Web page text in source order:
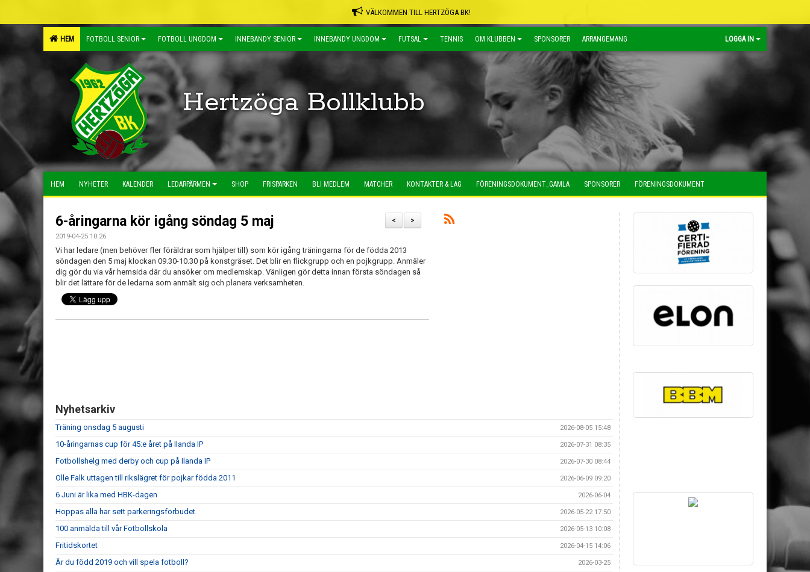
VÄLKOMMEN TILL HERTZÖGA BK!
HEM FOTBOLL SENIOR FOTBOLL UNGDOM INNEBANDY SENIOR INNEBANDY UNGDOM FUTSAL TENNIS OM KLUBBEN SPONSORER ARRANGEMANG LOGGA IN
Hertzöga Bollklubb
HEM NYHETER KALENDER LEDARPÄRMEN SHOP FRISPARKEN BLI MEDLEM MATCHER KONTAKTER & LAG FÖRENINGSDOKUMENT_GAMLA SPONSORER FÖRENINGSDOKUMENT
>
<
6-åringarna kör igång söndag 5 maj
2019-04-25 10:26
Vi har ledare (men behöver fler föräldrar som hjälper till) som kör igång träningarna för de födda 2013
söndagen den 5 maj klockan 09.30-10.30 på konstgräset. Det blir en flickgrupp och en pojkgrupp. Anmäler
dig gör du via vår hemsida där du ansöker om medlemskap. Vänligen gör detta innan första söndagen så
blir det lättare för de ledarna som anmält sig och planera verksamheten.
Nyhetsarkiv
Träning onsdag 5 augusti 2026-08-05 15:48
10-åringarnas cup för 45:e året på Ilanda IP 2026-07-31 08:35
Fotbollshelg med derby och cup på Ilanda IP 2026-07-30 08:44
Olle Falk uttagen till rikslägret för pojkar födda 2011 2026-06-09 09:20
6 Juni är lika med HBK-dagen 2026-06-04
Hoppas alla har sett parkeringsförbudet 2026-05-22 17:50
100 anmälda till vår Fotbollskola 2026-05-13 10:08
Fritidskortet 2026-04-15 14:06
Är du född 2019 och vill spela fotboll? 2026-03-25